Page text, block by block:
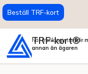
Beställ TRF-kort
TRF-kort®
När trafikregistrerade
annan än ägaren